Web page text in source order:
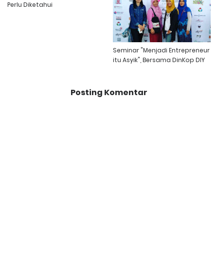
Perlu Diketahui
Seminar "Menjadi Entrepreneur
itu Asyik", Bersama DinKop DIY
Posting Komentar